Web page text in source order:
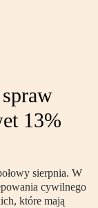
13%
sierpnia. W
cywilnego
które mają